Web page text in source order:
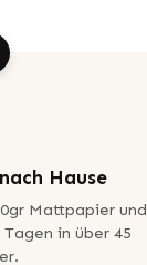
Hause
Mattpapier und
in über 45